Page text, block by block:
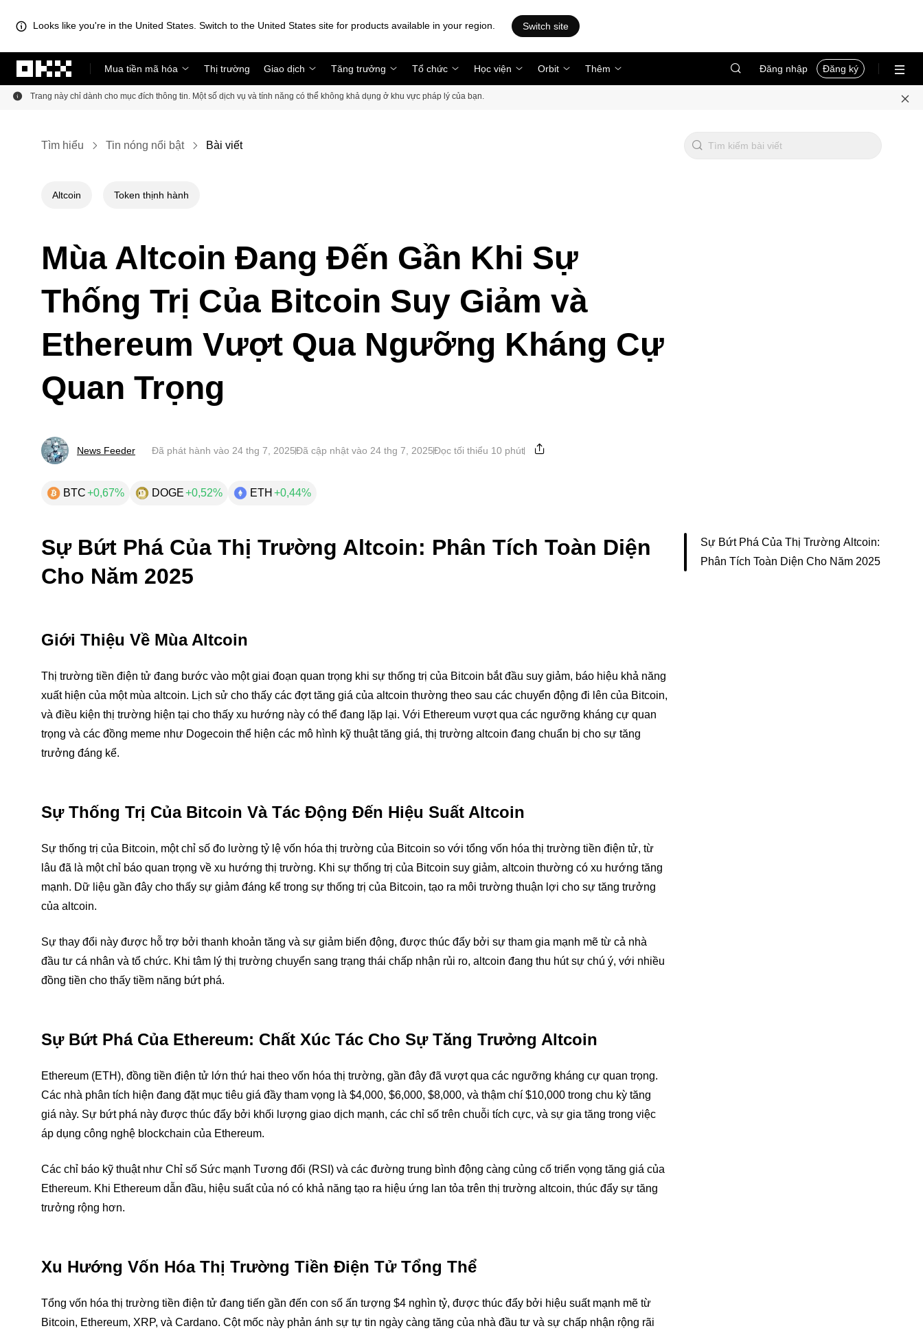
Looks like you're in the United States. Switch to the United States site for products available in your region. Switch site
Mua tiền mã hóa
Thị trường Giao dịch Tăng trưởng Tổ chức Học viện Orbit Thêm Đăng nhập Đăng ký
Trang này chỉ dành cho mục đích thông tin. Một số dịch vụ và tính năng có thể không khả dụng ở khu vực pháp lý của bạn.
Tìm hiểu Tin nóng nổi bật Bài viết
Altcoin Token thịnh hành
Mùa Altcoin Đang Đến Gần Khi Sự
Thống Trị Của Bitcoin Suy Giảm và
Ethereum Vượt Qua Ngưỡng Kháng Cự
Quan Trọng
News Feeder Đã phát hành vào 24 thg 7, 2025Đã cập nhật vào 24 thg 7, 2025Đọc tối thiểu 10 phút
BTC+0,67% DOGE+0,52% ETH +0,44%
Sự Bứt Phá Của Thị Trường Altcoin: Phân Tích Toàn Diện
Cho Năm 2025
Giới Thiệu Về Mùa Altcoin
Thị trường tiền điện tử đang bước vào một giai đoạn quan trọng khi sự thống trị của Bitcoin bắt đầu suy giảm, báo hiệu khả năng
xuất hiện của một mùa altcoin. Lịch sử cho thấy các đợt tăng giá của altcoin thường theo sau các chuyển động đi lên của Bitcoin,
và điều kiện thị trường hiện tại cho thấy xu hướng này có thể đang lặp lại. Với Ethereum vượt qua các ngưỡng kháng cự quan
trọng và các đồng meme như Dogecoin thể hiện các mô hình kỹ thuật tăng giá, thị trường altcoin đang chuẩn bị cho sự tăng
trưởng đáng kể.
Sự Thống Trị Của Bitcoin Và Tác Động Đến Hiệu Suất Altcoin
Sự thống trị của Bitcoin, một chỉ số đo lường tỷ lệ vốn hóa thị trường của Bitcoin so với tổng vốn hóa thị trường tiền điện tử, từ
lâu đã là một chỉ báo quan trọng về xu hướng thị trường. Khi sự thống trị của Bitcoin suy giảm, altcoin thường có xu hướng tăng
mạnh. Dữ liệu gần đây cho thấy sự giảm đáng kể trong sự thống trị của Bitcoin, tạo ra môi trường thuận lợi cho sự tăng trưởng
của altcoin.
Sự thay đổi này được hỗ trợ bởi thanh khoản tăng và sự giảm biến động, được thúc đẩy bởi sự tham gia mạnh mẽ từ cả nhà
đầu tư cá nhân và tổ chức. Khi tâm lý thị trường chuyển sang trạng thái chấp nhận rủi ro, altcoin đang thu hút sự chú ý, với nhiều
đồng tiền cho thấy tiềm năng bứt phá.
Sự Bứt Phá Của Ethereum: Chất Xúc Tác Cho Sự Tăng Trưởng Altcoin
Ethereum (ETH), đồng tiền điện tử lớn thứ hai theo vốn hóa thị trường, gần đây đã vượt qua các ngưỡng kháng cự quan trọng.
Các nhà phân tích hiện đang đặt mục tiêu giá đầy tham vọng là $4,000, $6,000, $8,000, và thậm chí $10,000 trong chu kỳ tăng
giá này. Sự bứt phá này được thúc đẩy bởi khối lượng giao dịch mạnh, các chỉ số trên chuỗi tích cực, và sự gia tăng trong việc
áp dụng công nghệ blockchain của Ethereum.
Các chỉ báo kỹ thuật như Chỉ số Sức mạnh Tương đối (RSI) và các đường trung bình động càng củng cố triển vọng tăng giá của
Ethereum. Khi Ethereum dẫn đầu, hiệu suất của nó có khả năng tạo ra hiệu ứng lan tỏa trên thị trường altcoin, thúc đẩy sự tăng
trưởng rộng hơn.
Xu Hướng Vốn Hóa Thị Trường Tiền Điện Tử Tổng Thể
Tổng vốn hóa thị trường tiền điện tử đang tiến gần đến con số ấn tượng $4 nghìn tỷ, được thúc đẩy bởi hiệu suất mạnh mẽ từ
Bitcoin, Ethereum, XRP, và Cardano. Cột mốc này phản ánh sự tự tin ngày càng tăng của nhà đầu tư và sự chấp nhận rộng rãi
Sự Bứt Phá Của Thị Trường Altcoin:
Phân Tích Toàn Diện Cho Năm 2025